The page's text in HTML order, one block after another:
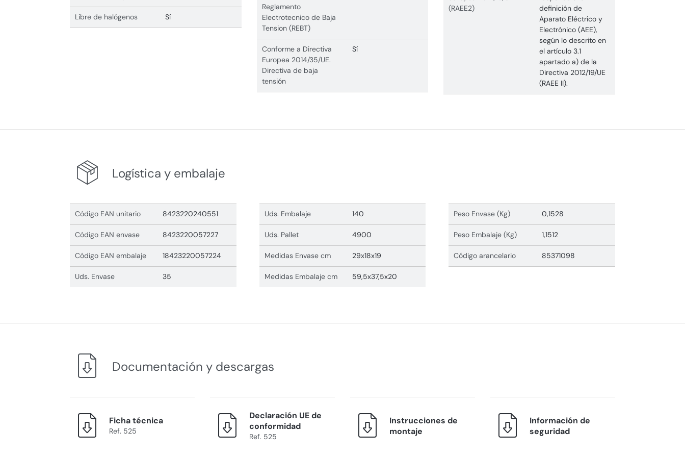
Libre de halógenos Sí
Reglamento
Electrotecnico de Baja
Tension (REBT)
Conforme a Directiva
Europea 2014/35/UE.
Directiva de baja
tensión
Sí
(RAEE2)
definición de
Aparato Eléctrico y
Electrónico (AEE),
según lo descrito en
el artículo 3.1
apartado a) de la
Directiva 2012/19/UE
(RAEE II).
Logística y embalaje
Código EAN unitario 8423220240551
Código EAN envase 8423220057227
Código EAN embalaje 18423220057224
Uds. Envase 35
Uds. Embalaje 140
Uds. Pallet 4900
Medidas Envase cm 29x18x19
Medidas Embalaje cm 59,5x37,5x20
Peso Envase (Kg) 0,1528
Peso Embalaje (Kg) 1,1512
Código arancelario 85371098
Documentación y descargas
Ficha técnica
Ref. 525
Declaración UE de
conformidad
Ref. 525
Instrucciones de
montaje
Información de
seguridad